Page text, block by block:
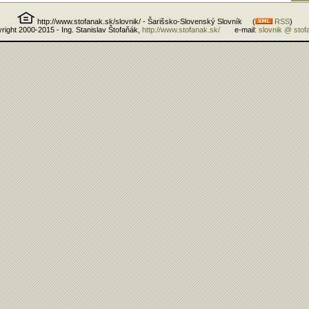
http://www.stofanak.sk/slovnik/ - Šarišsko-Slovenský Slovník ( RSS)
2000-2015 - Ing. Stanislav Štofaňák,
http://www.stofanak.sk/e-mail: slovnik @